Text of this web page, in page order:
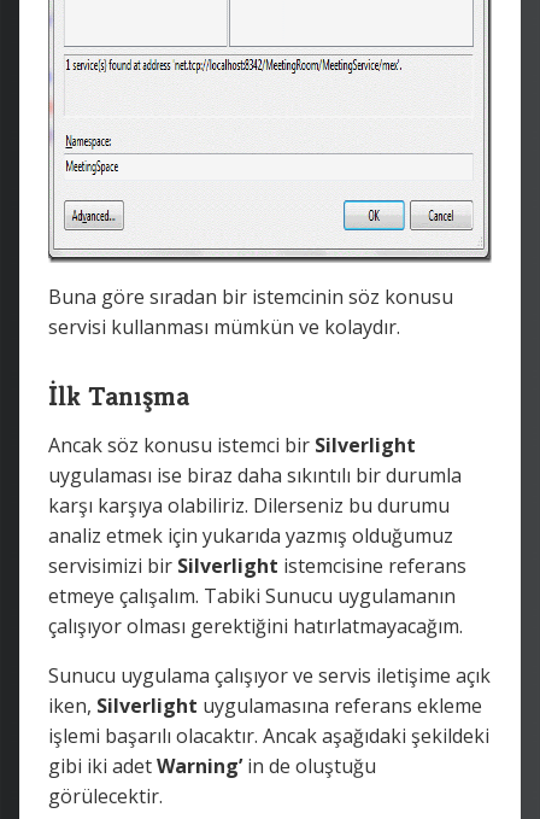
Buna göre sıradan bir istemcinin söz konusu
servisi kullanması mümkün ve kolaydır.
İlk Tanışma
Ancak söz konusu istemci bir Silverlight
uygulaması ise biraz daha sıkıntılı bir durumla
karşı karşıya olabiliriz. Dilerseniz bu durumu
analiz etmek için yukarıda yazmış olduğumuz
servisimizi bir Silverlight istemcisine referans
etmeye çalışalım. Tabiki Sunucu uygulamanın
çalışıyor olması gerektiğini hatırlatmayacağım.
Sunucu uygulama çalışıyor ve servis iletişime açık
iken, Silverlight uygulamasına referans ekleme
işlemi başarılı olacaktır. Ancak aşağıdaki şekildeki
gibi iki adetWarning’in de oluştuğu
görülecektir.